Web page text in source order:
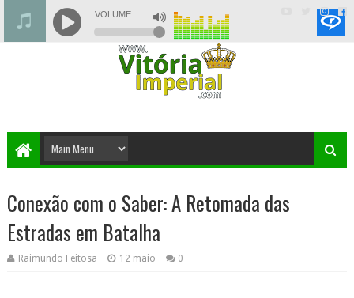
Conexão com o Saber: A Retomada das
Estradas em Batalha
Raimundo Feitosa 12 maio 0